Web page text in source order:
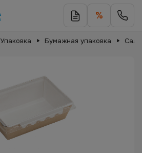
%
Упаковка Бумажная упаковка